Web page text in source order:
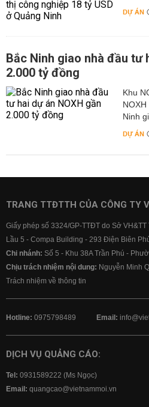
DỰ ÁN
Bắc Ninh giao nhà đầu tư
2.000 tỷ đồng
Khu
Ninh
DỰ ÁN
TRANG TTĐTTH CỦA CÔNG TY
Giấy phép số 3324/GP-TTĐT do Sở
Lầu 5 - Compa Building - 293 Điện Biên
Chi nhánh: Số 5 - Khu 38A Trần Phú -
Chịu trách nhiệm nội dung: Nguyễn Minh
Trách nhiệm về thông tin
Hotline: 0975798489 Email:
DỊCH VỤ QUẢNG CÁO:
Tel: 0931589222 (Ms Ngọc)
Email: quangcao@vietnammoi.vn